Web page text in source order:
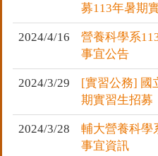
募113年暑期
2024/4/16
營養科學系
事宜公告
2024/3/29
[實習公務] 國
期實習生招募
2024/3/28
輔大營養科學
事宜資訊